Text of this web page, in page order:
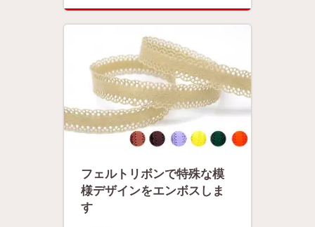
フェルトリボンで特殊な模
様デザインをエンボスしま
す